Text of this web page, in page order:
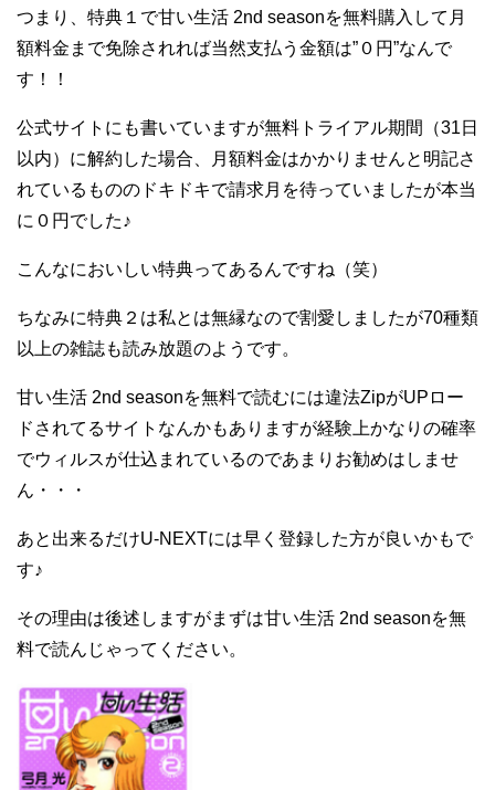
つまり、特典１で甘い生活 2nd seasonを無料購入して月
額料金まで免除されれば当然支払う金額は”０円”なんで
す！！
公式サイトにも書いていますが無料トライアル期間（31日
以内）に解約した場合、月額料金はかかりませんと明記さ
れているもののドキドキで請求月を待っていましたが本当
に０円でした♪
こんなにおいしい特典ってあるんですね（笑）
ちなみに特典２は私とは無縁なので割愛しましたが70種類
以上の雑誌も読み放題のようです。
甘い生活 2nd seasonを無料で読むには違法ZipがUPロー
ドされてるサイトなんかもありますが経験上かなりの確率
でウィルスが仕込まれているのであまりお勧めはしませ
ん・・・
あと出来るだけU-NEXTには早く登録した方が良いかもで
す♪
その理由は後述しますがまずは甘い生活 2nd seasonを無
料で読んじゃってください。